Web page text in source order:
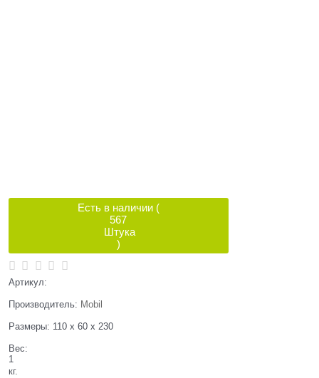
Есть в наличии (
567
Штука
)
Артикул:
Производитель: Mobil
Размеры: 110 x 60 x 230
Вес:
1
кг.